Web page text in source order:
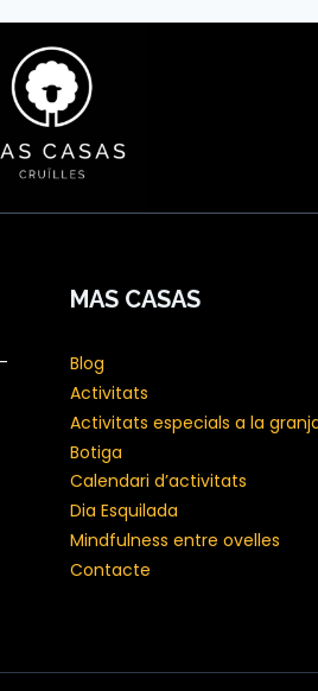
MAS CASAS
Blog
Activitats
Activitats especials a la
Botiga
Calendari d’activitats
Dia Esquilada
Mindfulness entre ovelles
Contacte